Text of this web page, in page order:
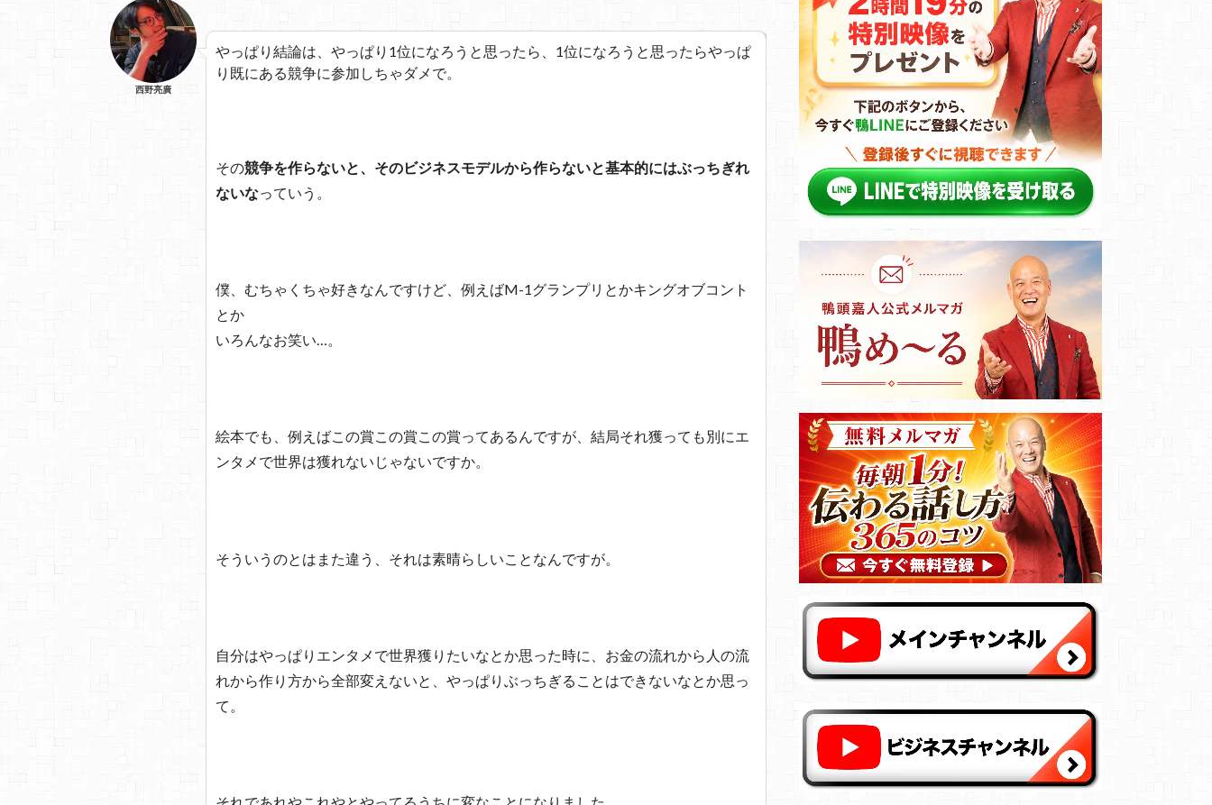
西野亮廣
やっぱり結論は、やっぱり1位になろうと思ったら、1位になろうと思ったらやっぱ
り既にある競争に参加しちゃダメで。
その競争を作らないと、そのビジネスモデルから作らないと基本的にはぶっちぎれ
ないなっていう。
僕、むちゃくちゃ好きなんですけど、例えばM-1グランプリとかキングオブコント
とか
いろんなお笑い…。
絵本でも、例えばこの賞この賞この賞ってあるんですが、結局それ獲っても別にエ
ンタメで世界は獲れないじゃないですか。
そういうのとはまた違う、それは素晴らしいことなんですが。
自分はやっぱりエンタメで世界獲りたいなとか思った時に、お金の流れから人の流
れから作り方から全部変えないと、やっぱりぶっちぎることはできないなとか思っ
て。